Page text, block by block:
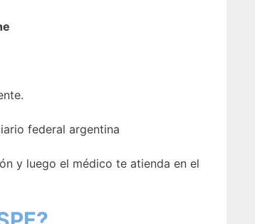
y luego el médico te atienda en el